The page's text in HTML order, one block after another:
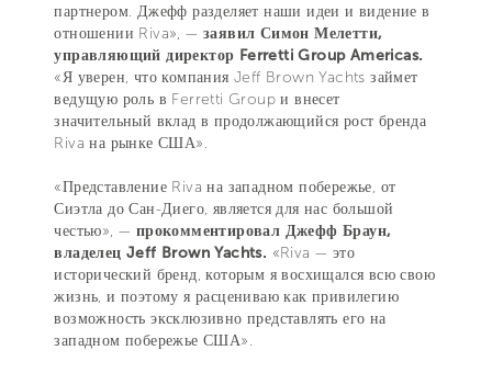
партнером. Джефф разделяет наши идеи и видение в
отношении Riva», — заявил Симон Мелетти,
управляющий директор Ferretti Group Americas.
«Я уверен, что компания Jeff Brown Yachts займет
ведущую роль в Ferretti Group и внесет
значительный вклад в продолжающийся рост бренда
Riva на рынке США».
«Представление Riva на западном побережье, от
Сиэтла до Сан-Диего, является для нас большой
честью», — прокомментировал Джефф Браун,
владелец Jeff Brown Yachts. «Riva — это
исторический бренд, которым я восхищался всю свою
жизнь, и поэтому я расцениваю как привилегию
возможность эксклюзивно представлять его на
западном побережье США».